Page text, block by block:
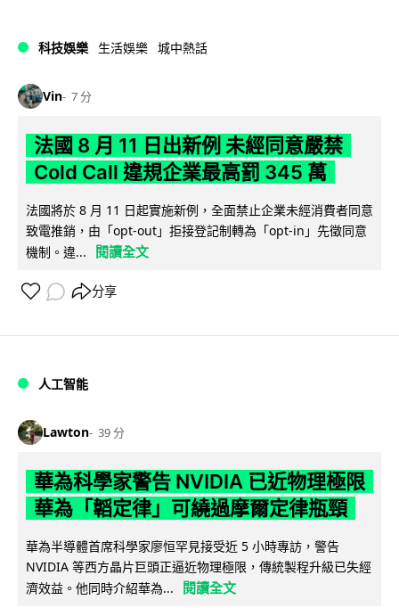
科技娛樂 生活娛樂 城中熱話
Vin 7 分
法國 8 月 11 日出新例 未經同意嚴禁
Cold Call 違規企業最高罰 345 萬
法國將於 8 月 11 日起實施新例，全面禁止企業未經消費者同意
致電推銷，由「opt-out」拒接登記制轉為「opt-in」先徵同意
機制。違...
閱讀全文
分享
人工智能
Lawton 39 分
華為科學家警告 NVIDIA 已近物理極限
華為「韜定律」可繞過摩爾定律瓶頸
華為半導體首席科學家廖恒罕見接受近 5 小時專訪，警告
NVIDIA 等西方晶片巨頭正逼近物理極限，傳統製程升級已失經
濟效益。他同時介紹華為...
閱讀全文